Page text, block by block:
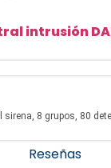
intrusión
sirena, 8 grupos, 80
Reseñas